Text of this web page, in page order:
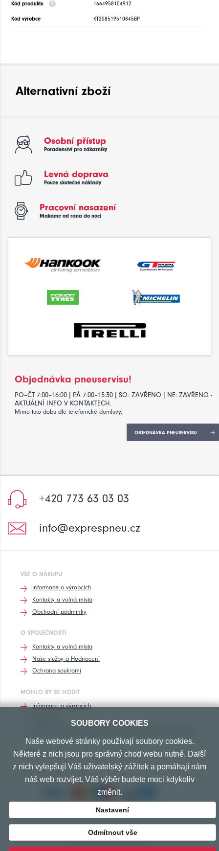
Kód produktu 1664958104912
Kód výrobce KT208519510845BP
Alternativní zboží
Osobní přístup
Poradenství pro zákazníky
Levná doprava
Pouze skutečné náklady
Pracovní nasazení
Makáme od rána do noci
Objednávka pneuservisu!
PO–ČT 7:00–16:00 | PÁ 7:00–15:30 | SO: ZAVŘENO | NE: ZAVŘENO -
AKTUÁLNÍ INFO V KONTAKTECH.
Mimo tuto dobu dle telefonické domluvy.
OBJEDNÁVKA PNEUSERVISU
+420 773 63 03 03
info@exprespneu.cz
VŠE O NÁKUPU
Informace o výrobcích
Kontakty a volná místa
Obchodní podmínky
O SPOLEČNOSTI
Kontakty a volná místa
Naše služby a Hodnocení
Ochrana soukromí
MOHLO BY SE HODIT
Informace o výrobcích
PŘIJÍMÁME TYTO PLATBY
© Copyright 2010-2026 Exprespneu.cz
SOUBORY COOKIES
Naše webové stránky používají soubory cookies.
Některé z nich jsou pro správný chod webu nutné. Další
z nich vylepšují Váš uživatelský zážitek a pomáhají nám
náš web rozvíjet. Váš výběr budete moci kdykoliv
změnit.
Nastavení
Odmítnout vše